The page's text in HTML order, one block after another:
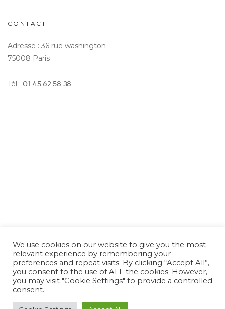
CONTACT
Adresse : 36 rue washington
75008 Paris
Tél : 01 45 62 58 38
© 2021 Chez Vous |
réalisé parGoldenmarket
We use cookies on our website to give you the most
relevant experience by remembering your
preferences and repeat visits. By clicking “Accept All”,
you consent to the use of ALL the cookies. However,
you may visit "Cookie Settings" to provide a controlled
consent.